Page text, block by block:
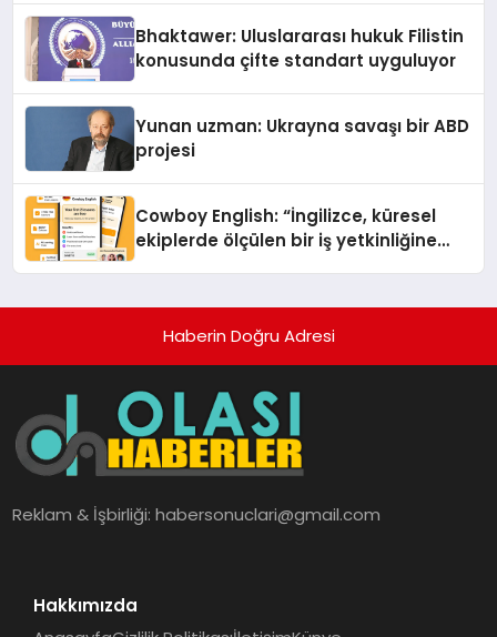
Bhaktawer: Uluslararası hukuk Filistin
konusunda çifte standart uyguluyor
Yunan uzman: Ukrayna savaşı bir ABD
projesi
Cowboy English: “İngilizce, küresel
ekiplerde ölçülen bir iş yetkinliğine
Haberin Doğru Adresi
Reklam & İşbirliği:habersonuclari@gmail.com
Hakkımızda